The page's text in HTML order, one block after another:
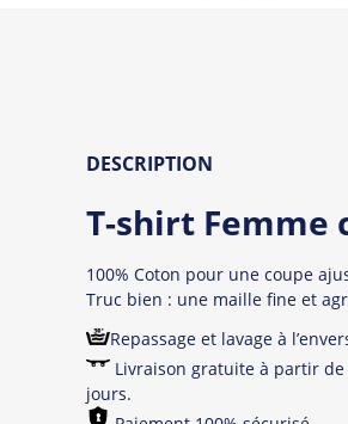
DESCRIPTION
T-shirt Femme
100% Coton pour une coupe
Truc bien : une maille fine et
Repassage et lavage à
Livraison gratuite à partir
jours.